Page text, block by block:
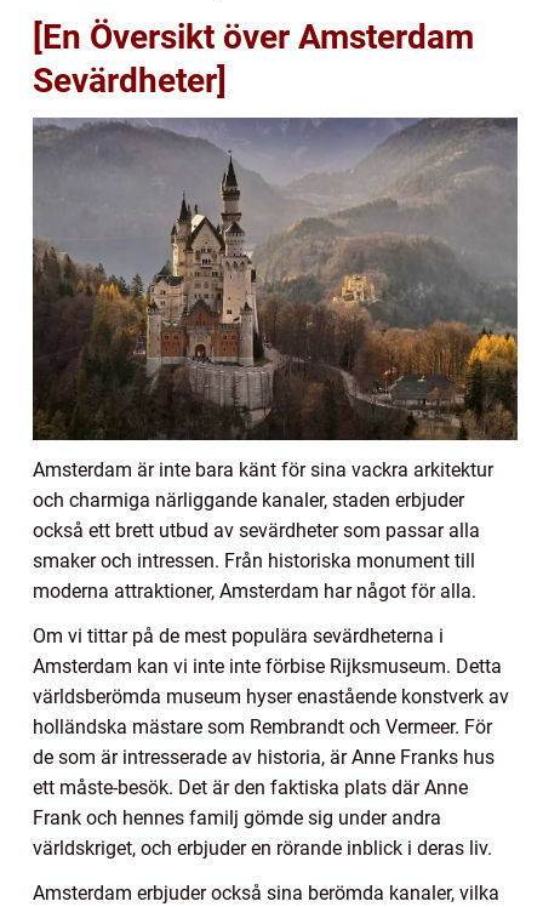
[En Översikt över Amsterdam
Sevärdheter]
Amsterdam är inte bara känt för sina vackra arkitektur
och charmiga närliggande kanaler, staden erbjuder
också ett brett utbud av sevärdheter som passar alla
smaker och intressen. Från historiska monument till
moderna attraktioner, Amsterdam har något för alla.
Om vi tittar på de mest populära sevärdheterna i
Amsterdam kan vi inte inte förbise Rijksmuseum. Detta
världsberömda museum hyser enastående konstverk av
holländska mästare som Rembrandt och Vermeer. För
de som är intresserade av historia, är Anne Franks hus
ett måste-besök. Det är den faktiska plats där Anne
Frank och hennes familj gömde sig under andra
världskriget, och erbjuder en rörande inblick i deras liv.
Amsterdam erbjuder också sina berömda kanaler, vilka